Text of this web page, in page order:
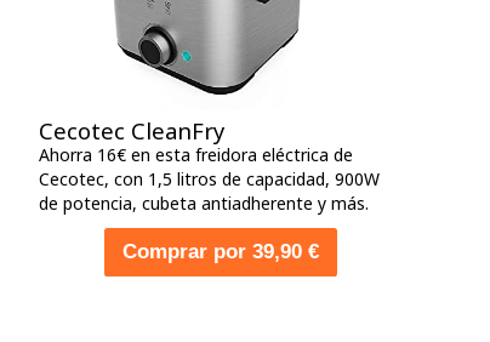
Cecotec CleanFry
Ahorra 16€ en esta freidora eléctrica de
Cecotec, con 1,5 litros de capacidad, 900W
de potencia, cubeta antiadherente y más.
Comprar por 39,90 €